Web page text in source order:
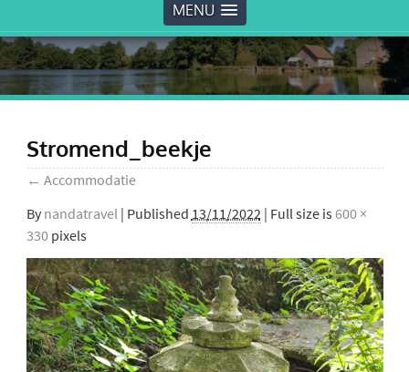
MENU
Stromend_beekje
← Accommodatie
By nandatravel | Published 13/11/2022| Full size is600 ×
330pixels